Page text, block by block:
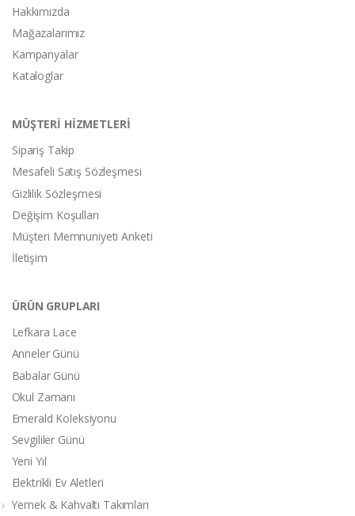
Hakkımızda
Mağazalarımız
Kampanyalar
Kataloglar
MÜŞTERİ HİZMETLERİ
Sipariş Takip
Mesafeli Satış Sözleşmesi
Gizlilik Sözleşmesi
Değişim Koşulları
Müşteri Memnuniyeti Anketi
İletişim
ÜRÜN GRUPLARI
Lefkara Lace
Anneler Günü
Babalar Günü
Okul Zamanı
Emerald Koleksiyonu
Sevgililer Günü
Yeni Yıl
Elektrikli Ev Aletleri
Yemek & Kahvaltı Takımları